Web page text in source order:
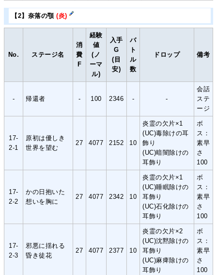
【2】奈落の顎(炎)
No. ステージ名
消
費
F
経験
値
(ノ
ーマ
ル)
入手
G
(目
安)
バ
ト
ル
数
ドロップ 備考
- 帰還者 - 100 2346 - -
会話
ステ
ージ
17-
2-1
原初は優しき
世界を望む
27 4077 2152 10
炎霊の欠片×1
(UC)毒除けの耳
飾り
(UC)暗闇除けの
耳飾り
ボ
ス：
素早
さ
100
17-
2-2
かの日抱いた
想いを胸に
27 4077 2342 10
炎霊の欠片×1
(UC)睡眠除けの
耳飾り
(UC)石化除けの
耳飾り
ボ
ス：
素早
さ
100
17-
2-3
邪悪に揺れる
昏き徒花
27 4077 2377 10
炎霊の欠片×2
(UC)沈黙除けの
耳飾り
(UC)麻痺除けの
耳飾り
ボ
ス：
素早
さ
100